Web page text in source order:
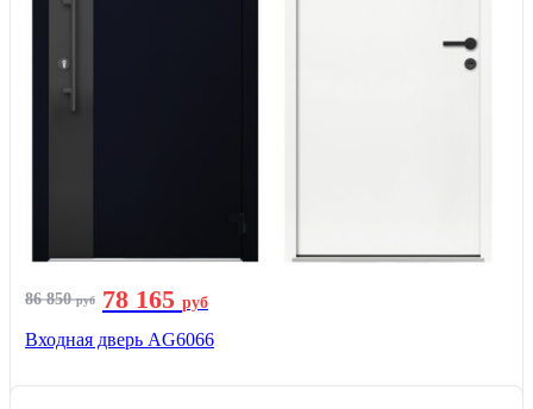
86 850руб 78 165 руб
Входная дверь AG6066